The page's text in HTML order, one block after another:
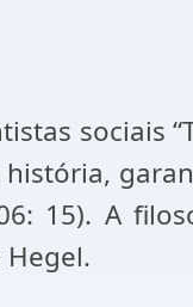
sociais
15). A